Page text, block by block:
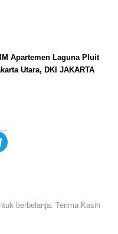
Apartemen Laguna Pluit
Utara, DKI JAKARTA
berbelanja. Terima Kasih